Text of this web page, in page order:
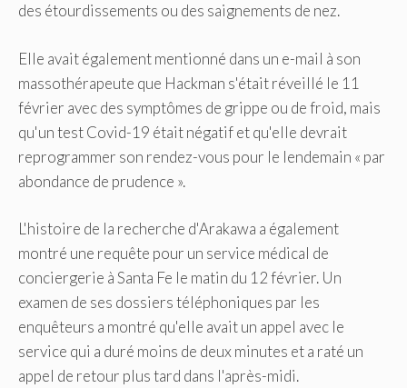
des étourdissements ou des saignements de nez.
Elle avait également mentionné dans un e-mail à son
massothérapeute que Hackman s'était réveillé le 11
février avec des symptômes de grippe ou de froid, mais
qu'un test Covid-19 était négatif et qu'elle devrait
reprogrammer son rendez-vous pour le lendemain « par
abondance de prudence ».
L'histoire de la recherche d'Arakawa a également
montré une requête pour un service médical de
conciergerie à Santa Fe le matin du 12 février. Un
examen de ses dossiers téléphoniques par les
enquêteurs a montré qu'elle avait un appel avec le
service qui a duré moins de deux minutes et a raté un
appel de retour plus tard dans l'après-midi.